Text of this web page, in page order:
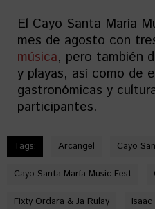
El Cayo Santa María
mes de agosto con
música, pero también
y playas, así como de
gastronómicas y
participantes.
Tags: Arcangel Cayo
Cayo Santa María Music Fest
Fixty Ordara & Ja Rulay